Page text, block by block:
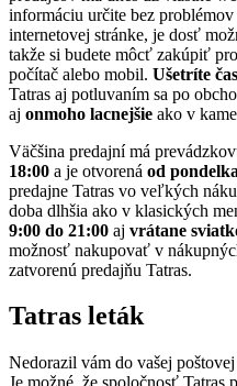
informáciu určite bez problémov
internetovej stránke, je dosť
takže si budete môcť zakúpiť
počítač alebo mobil. Ušetríte čas
Tatras aj potluvaním sa po
aj onmoho lacnejšie ako v
Väčšina predajní má
18:00 a je otvorená od
predajne Tatras vo veľkých
doba dlhšia ako v klasických
9:00 do 21:00 aj vrátane
možnosť nakupovať v
zatvorenú predajňu Tatras.
Tatras leták
Nedorazil vám do vašej